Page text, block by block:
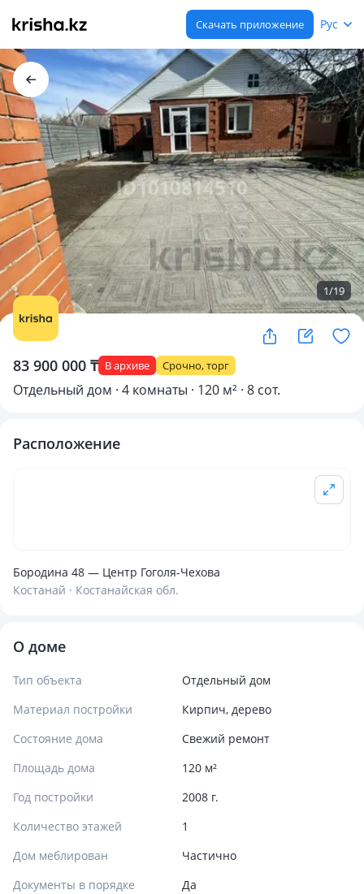
Скачать приложение Рус
1/19
83 900 000 ₸ В архиве Срочно, торг
Отдельный дом · 4 комнаты · 120 м² · 8 сот.
Расположение
Бородина 48 — Центр Гоголя-Чехова
Костанай · Костанайская обл.
О доме
Тип объекта
Отдельный дом
Материал постройки
Кирпич, дерево
Состояние дома
Свежий ремонт
Площадь дома
120 м²
Год постройки
2008 г.
Количество этажей
1
Дом меблирован
Частично
Документы в порядке
Да